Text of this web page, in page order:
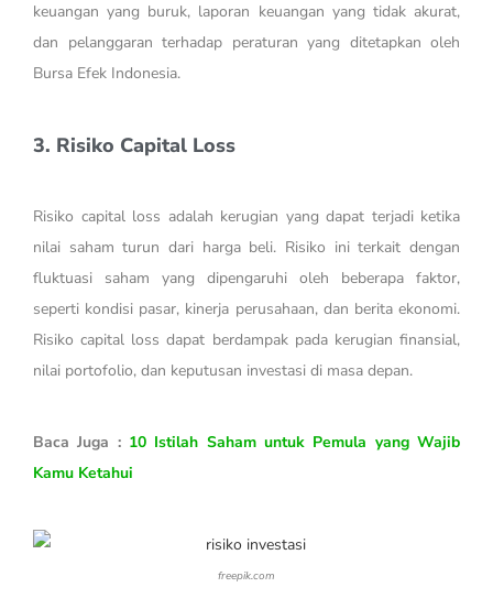
keuangan yang buruk, laporan keuangan yang tidak akurat,
dan pelanggaran terhadap peraturan yang ditetapkan oleh
Bursa Efek Indonesia.
3. Risiko Capital Loss
Risiko capital loss adalah kerugian yang dapat terjadi ketika
nilai saham turun dari harga beli. Risiko ini terkait dengan
fluktuasi saham yang dipengaruhi oleh beberapa faktor,
seperti kondisi pasar, kinerja perusahaan, dan berita ekonomi.
Risiko capital loss dapat berdampak pada kerugian finansial,
nilai portofolio, dan keputusan investasi di masa depan.
Baca Juga : 10 Istilah Saham untuk Pemula yang Wajib
Kamu Ketahui
freepik.com